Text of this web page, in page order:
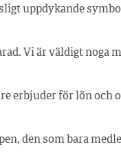
uppdykande
Vi är väldigt noga
erbjuder för lön och
den som bara